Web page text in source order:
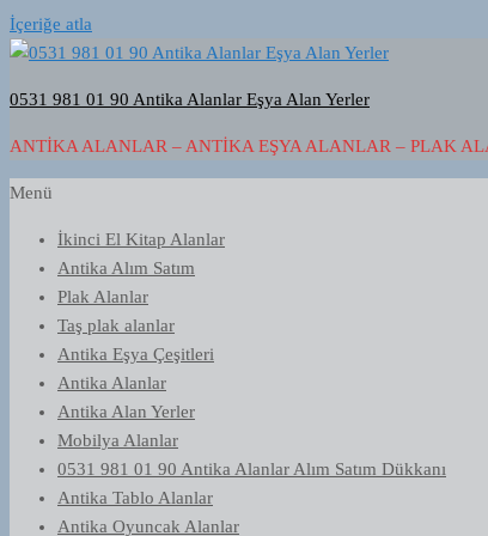
İçeriğe atla
0531 981 01 90 Antika Alanlar Eşya Alan Yerler
ANTIKA ALANLAR – ANTIKA EŞYA ALANLAR – PLAK
Menü
İkinci El Kitap Alanlar
Antika Alım Satım
Plak Alanlar
Taş plak alanlar
Antika Eşya Çeşitleri
Antika Alanlar
Antika Alan Yerler
Mobilya Alanlar
0531 981 01 90 Antika Alanlar Alım Satım Dükkanı
Antika Tablo Alanlar
Antika Oyuncak Alanlar